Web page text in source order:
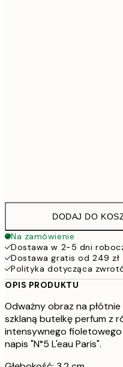
DODAJ DO
Na zamówienie
Dostawa w 2-5 dni
Dostawa gratis od 249 zł
Polityka dotycząca
OPIS PRODUKTU
Odważny obraz na
szklaną butelkę perfum z
intensywnego fioletowego
napis "N°5 L'eau Paris".